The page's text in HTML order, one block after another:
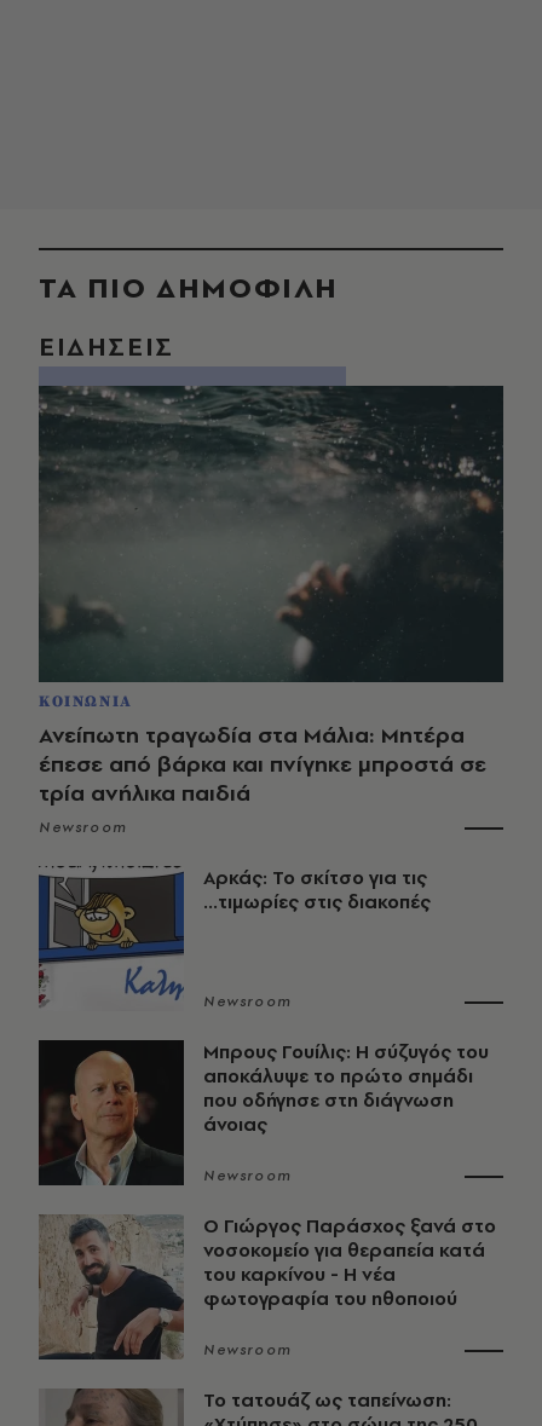
ΤΑ ΠΙΟ ΔΗΜΟΦΙΛΗ
ΕΙΔΗΣΕΙΣ
ΚΟΙΝΩΝΙΑ
Ανείπωτη τραγωδία στα Μάλια: Μητέρα
έπεσε από βάρκα και πνίγηκε μπροστά σε
τρία ανήλικα παιδιά
Newsroom
Αρκάς: Το σκίτσο για τις
...τιμωρίες στις διακοπές
Newsroom
Μπρους Γουίλις: Η σύζυγός του
αποκάλυψε το πρώτο σημάδι
που οδήγησε στη διάγνωση
άνοιας
Newsroom
O Γιώργος Παράσχος ξανά στο
νοσοκομείο για θεραπεία κατά
του καρκίνου - Η νέα
φωτογραφία του ηθοποιού
Newsroom
Το τατουάζ ως ταπείνωση: